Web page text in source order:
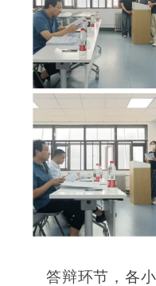
答辩环节，各小